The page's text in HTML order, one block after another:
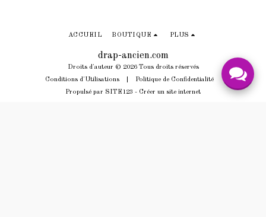
drap-ancien.com
Droits d'auteur © 2026 Tous droits réservés
Conditions d'Utilisations
Politique de Confidentialité
Propulsé par SITE123 - Créer un site internet
ACCUEIL BOUTIQUE PLUS